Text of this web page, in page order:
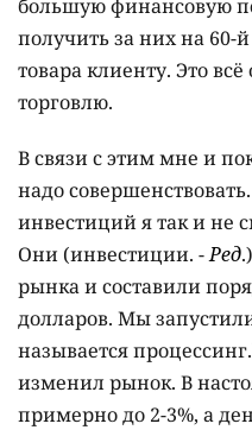
большую финансовую
получить за них на 60-
товара клиенту. Это
торговлю.
В связи с этим мне и
надо
инвестиций я так и не
Они (инвестиции. -Ред
рынка и составили
долларов. Мы
называется
изменил рынок. В
примерно до 2-3%, а